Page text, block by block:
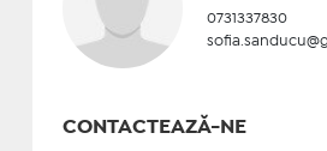
0731337830
CONTACTEAZĂ-NE